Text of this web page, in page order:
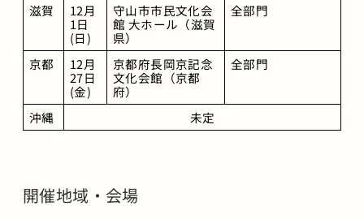
滋賀
12月
1日
(日)
守山市市民文化会
館 大ホール（滋賀
県）
全部門
京都
12月
27日
(金)
京都府長岡京記念
文化会館（京都
府）
全部門
沖縄 未定
開催地域・会場